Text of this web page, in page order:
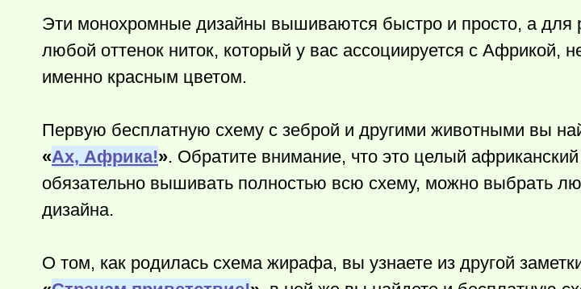
Эти монохромные дизайны вышиваются быстро и просто, а
любой оттенок ниток, который у вас ассоциируется с Африкой,
именно красным цветом.
Первую бесплатную схему с зеброй и другими животными вы
«Ах, Африка!». Обратите внимание, что это целый
обязательно вышивать полностью всю схему, можно выбрать
дизайна.
О том, как родилась схема жирафа, вы узнаете из другой